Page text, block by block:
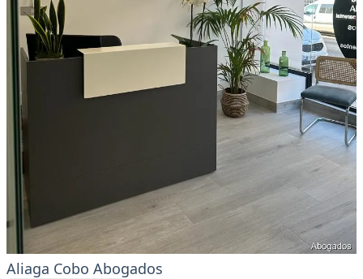
Aliaga Cobo Abogados